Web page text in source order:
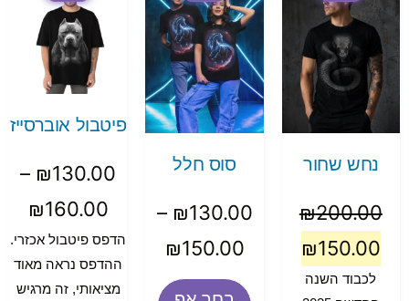
נחש שחור
₪200.00
₪150.00
לכבוד השנה
סוס חלל
₪130.00
–
₪150.00
פיטבול אוברסייז
₪130.00
–
₪160.00
הדפס פיטבול אכזרי.
ההדפס נראה מאוד
מציאותי, זה מרגיש